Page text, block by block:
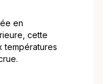
en
cette
températures